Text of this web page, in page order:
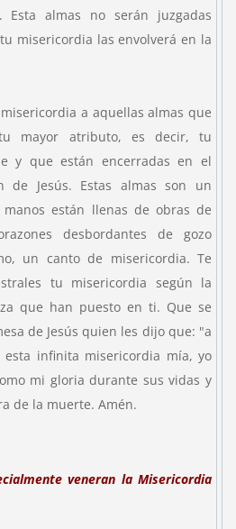
almas no serán juzgadas
misericordia las envolverá en la
a aquellas almas que
mayor atributo, es decir, tu
y que están encerradas en el
de Jesús. Estas almas son un
manos están llenas de obras de
desbordantes de gozo
un canto de misericordia. Te
tu misericordia según la
que han puesto en ti. Que se
de Jesús quien les dijo que: "a
esta infinita misericordia mía, yo
mi gloria durante sus vidas y
de la muerte. Amén.
veneran la Misericordia